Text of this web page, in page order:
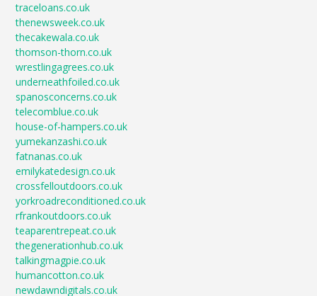
traceloans.co.uk
thenewsweek.co.uk
thecakewala.co.uk
thomson-thorn.co.uk
wrestlingagrees.co.uk
underneathfoiled.co.uk
spanosconcerns.co.uk
telecomblue.co.uk
house-of-hampers.co.uk
yumekanzashi.co.uk
fatnanas.co.uk
emilykatedesign.co.uk
crossfelloutdoors.co.uk
yorkroadreconditioned.co.uk
rfrankoutdoors.co.uk
teaparentrepeat.co.uk
thegenerationhub.co.uk
talkingmagpie.co.uk
humancotton.co.uk
newdawndigitals.co.uk